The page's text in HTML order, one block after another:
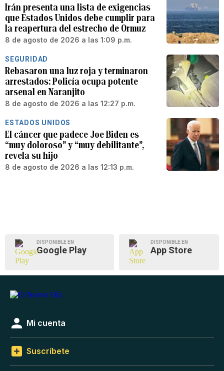
Irán presenta una lista de exigencias
que Estados Unidos debe cumplir para
la reapertura del estrecho de Ormuz
8 de agosto de 2026 a las 1:09 p.m.
SEGURIDAD
Rebasaron una luz roja y terminaron
arrestados: Policía ocupa potente
arsenal en Naranjito
8 de agosto de 2026 a las 12:27 p.m.
ESTADOS UNIDOS
El cáncer que padece Joe Biden es
“muy doloroso” y “muy debilitante”,
revela su hijo
8 de agosto de 2026 a las 12:13 p.m.
DISPONIBLE EN
Google Play
DISPONIBLE EN
App Store
Mi cuenta
Suscríbete